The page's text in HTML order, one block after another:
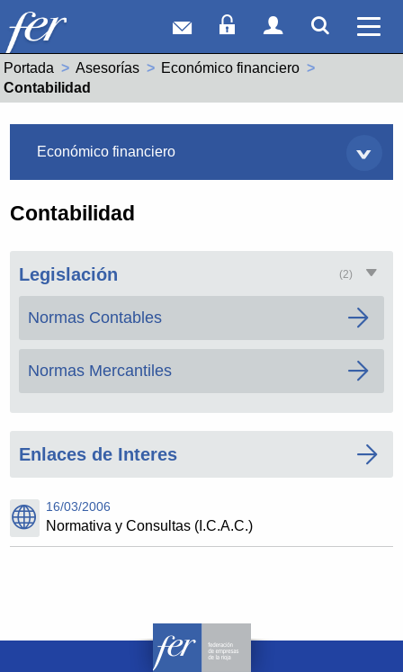
Correo webAcceso Socios
Acceso
Portada Asesorías
Económico financiero
Actual:
Contabilidad
Económico financiero
Contabilidad
Legislación (2)
Normas Contables
Normas Mercantiles
Enlaces de Interes
16/03/2006
Normativa y Consultas (I.C.A.C.)